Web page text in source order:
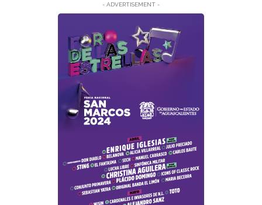
- ADVERTISEMENT -